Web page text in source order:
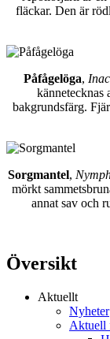
fläckar. Den är
Påfågelöga,
kännetecknas
bakgrundsfärg.
Sorgmantel,
mörkt
annat sav och
Översikt
Aktuellt
Nyheter
Aktuell